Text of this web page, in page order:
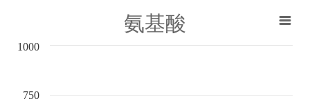
氨基酸
750
1000